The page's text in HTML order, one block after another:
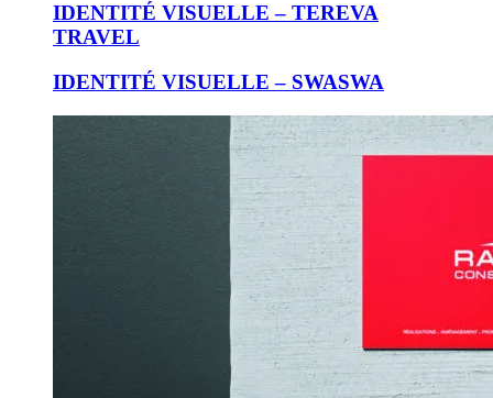
IDENTITÉ VISUELLE – TEREVA
TRAVEL
IDENTITÉ VISUELLE – SWASWA